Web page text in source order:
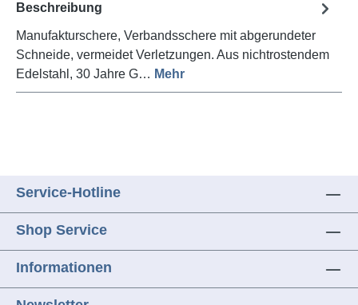
Beschreibung
Manufakturschere, Verbandsschere mit abgerundeter
Schneide, vermeidet Verletzungen. Aus nichtrostendem
Edelstahl, 30 Jahre G… Mehr
Service-Hotline
Shop Service
Informationen